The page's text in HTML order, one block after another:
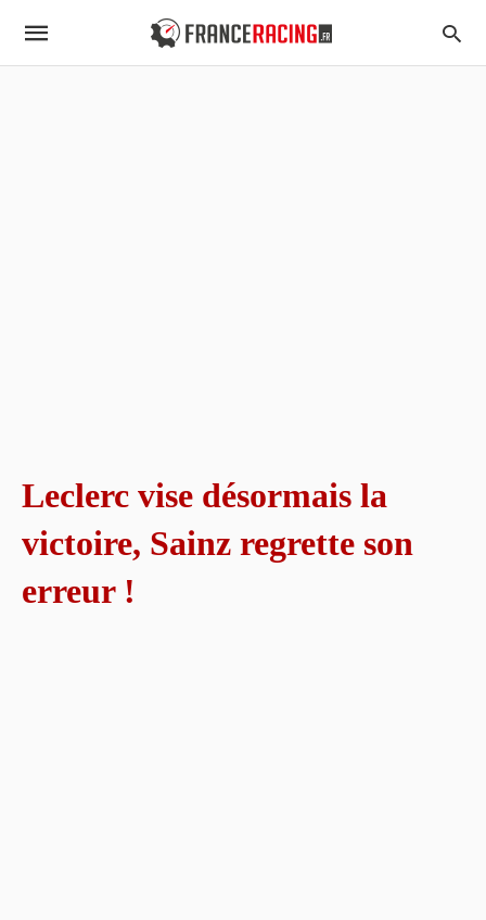
Leclerc vise désormais la
victoire, Sainz regrette son
erreur !